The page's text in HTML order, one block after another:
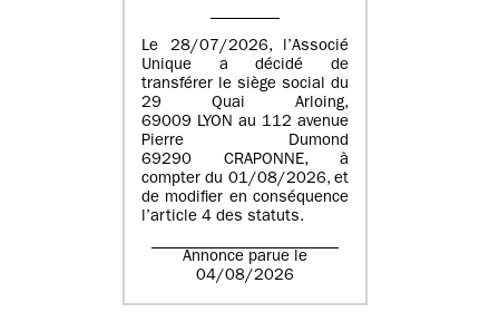
Le 28/07/2026, l’Associé
Unique a décidé de
transférer le siège social du
29 Quai Arloing,
69009 LYON au 112 avenue
Pierre Dumond
69290 CRAPONNE, à
compter du 01/08/2026, et
de modifier en conséquence
l’article 4 des statuts.
Annonce parue le
04/08/2026